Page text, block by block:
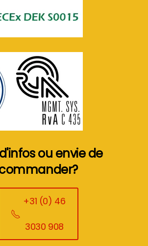
ou envie de
+31 (0) 46
3030 908